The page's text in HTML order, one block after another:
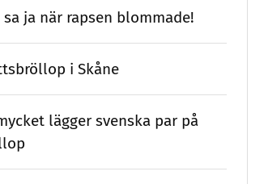
sa ja när rapsen blommade!
i Skåne
lägger svenska par på